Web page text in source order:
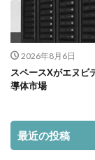
2026年8月6日
スペースXがエヌ
導体市場
最近の投稿